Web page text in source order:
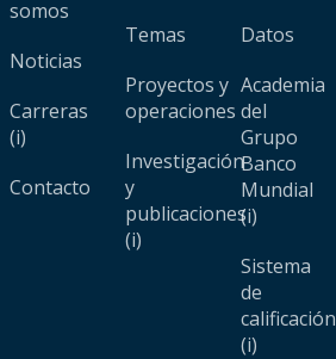
somos
Noticias
Carreras
(i)
Contacto
Temas
Proyectos y
operaciones
Investigación
y
publicaciones
(i)
Datos
Academia
del
Grupo
Banco
Mundial
(i)
Sistema
de
calificación
(i)